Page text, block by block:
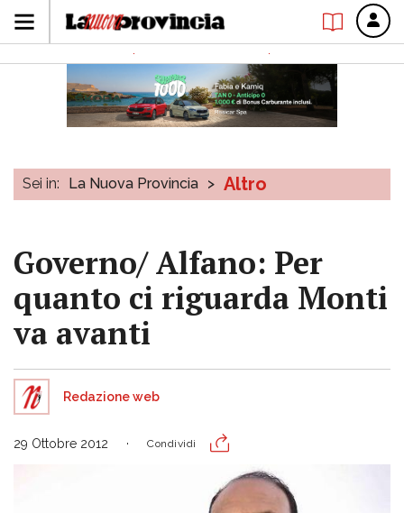
Sei in: La Nuova Provincia > Altro
Governo/ Alfano: Per
quanto ci riguarda Monti
va avanti
Redazione web
29 Ottobre 2012 Condividi